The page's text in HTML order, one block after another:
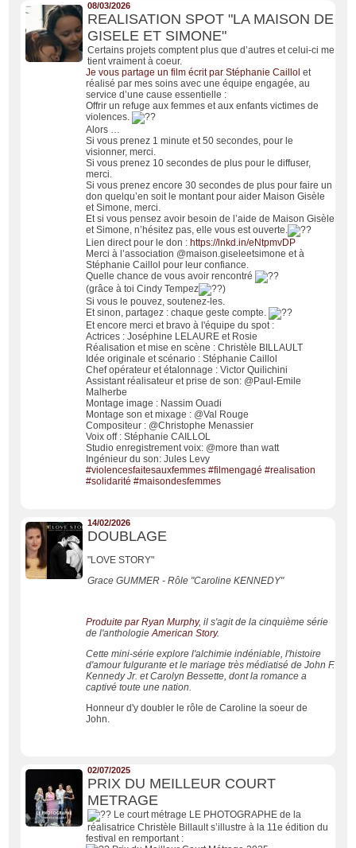
08/03/2026
REALISATION SPOT "LA MAISON DE
GISELE ET SIMONE"
Certains projets comptent plus que d’autres et celui-ci me
tient vraiment à coeur.
Je vous partage un film écrit parStéphanie Caillol et
réalisé par mes soins avec une équipe engagée, au
service d’une cause essentielle :
Offrir un refuge aux femmes et aux enfants victimes de
violences.
Alors …
Si vous prenez 1 minute et 50 secondes, pour le
visionner, merci.
Si vous prenez 10 secondes de plus pour le diffuser,
merci.
Si vous prenez encore 30 secondes de plus pour faire un
don quelqu’en soit le montant pour aider Maison Gisèle
et Simone, merci.
Et si vous pensez avoir besoin de l’aide de Maison Gisèle
et Simone, n’hésitez pas, elle vous est ouverte.
Lien direct pour le don : https://lnkd.in/eNtpmvDP
Merci à l’association @maison.giseleetsimone et à
Stéphanie Caillol pour leur confiance.
Quelle chance de vous avoir rencontré
(grâce à toi Cindy Tempez
)
Si vous le pouvez, soutenez-les.
Et sinon, partagez : chaque geste compte.
Et encore merci et bravo à l'équipe du spot :
Actrices : Joséphine LELAURE et Rosie
Réalisation et mise en scène : Christèle BILLAULT
Idée originale et scénario : Stéphanie Caillol
Chef opérateur et étalonnage : Victor Quilichini
Assistant réalisateur et prise de son: @Paul-Emile
Malherbe
Montage image : Nassim Ouadi
Montage son et mixage : @Val Rouge
Compositeur : @Christophe Menassier
Voix off : Stéphanie CAILLOL
Studio enregistrement voix: @more than watt
Ingénieur du son: Jules Levy
#violencesfaitesauxfemmes #filmengagé #realisation
#solidarité #maisondesfemmes
14/02/2026
DOUBLAGE
"LOVE STORY"
Grace GUMMER - Rôle "Caroline KENNEDY"
Produite parRyan Murphy, il s'agit de la cinquième série
de l'anthologieAmerican Story.
Cette mini-série explore l'alchimie indéniable, l'histoire
d'amour fulgurante et le mariage très médiatisé de John F.
Kennedy Jr. et Carolyn Bessette, dont la romance a
captivé toute une nation.
Honneur d'y doubler le rôle de Caroline la soeur de
John.
02/07/2025
PRIX DU MEILLEUR COURT
METRAGE
Le court métrage LE PHOTOGRAPHE de la
réalisatrice Christèle Billault s’illustre à la 11e édition du
festival en remportant :